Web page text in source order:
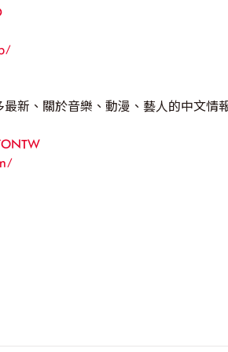
新、關於音樂、動漫、藝人的中文情